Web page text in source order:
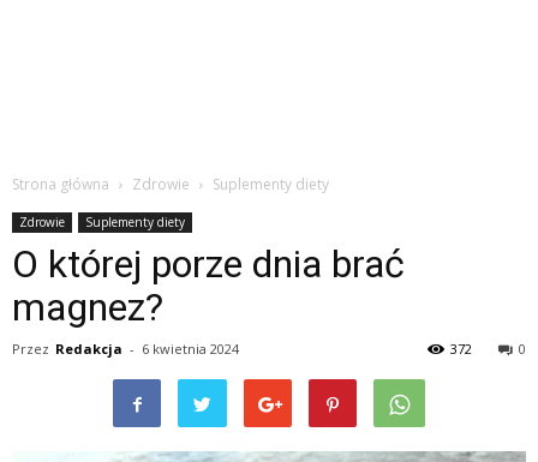
Strona główna Zdrowie Suplementy diety
Zdrowie Suplementy diety
O której porze dnia brać
magnez?
Przez Redakcja - 6 kwietnia 2024 0
372